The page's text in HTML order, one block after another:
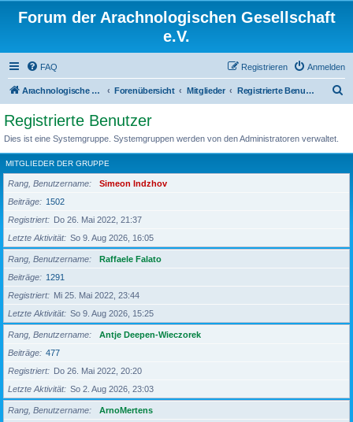
Forum der Arachnologischen Gesellschaft
e.V.
FAQ Anmelden
Registrieren
Arachnologische Gesellschaft e. V. Forenübersicht Mitglieder Registrierte Benutzer
Registrierte Benutzer
Dies ist eine Systemgruppe. Systemgruppen werden von den Administratoren verwaltet.
MITGLIEDER DER GRUPPE
Rang, Benutzername
Simeon Indzhov
Beiträge
1502
Registriert
Do 26. Mai 2022, 21:37
Letzte Aktivität
So 9. Aug 2026, 16:05
Rang, Benutzername
Raffaele Falato
Beiträge
1291
Registriert
Mi 25. Mai 2022, 23:44
Letzte Aktivität
So 9. Aug 2026, 15:25
Rang, Benutzername
Antje Deepen-Wieczorek
Beiträge
477
Registriert
Do 26. Mai 2022, 20:20
Letzte Aktivität
So 2. Aug 2026, 23:03
Rang, Benutzername
ArnoMertens